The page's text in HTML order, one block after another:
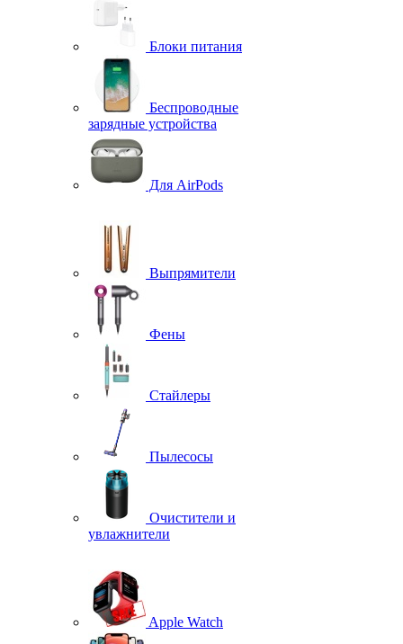
Блоки питания
Беспроводные
зарядные устройства
Для AirPods
Выпрямители
Фены
Стайлеры
Пылесосы
Очистители и
увлажнители
Apple Watch